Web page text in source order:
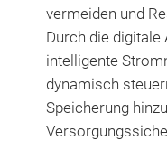
vermeiden und
Durch die digitale
intelligente
dynamisch
Speicherung